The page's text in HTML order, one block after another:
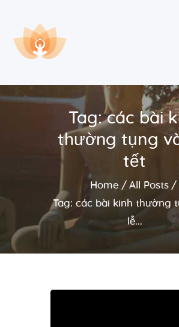
Tag: các bài
thường tụng
tết
Home
All Posts
Tag: các bài kinh thường
lễ...
Trang chủ
Bài giảng
Lớp học và sự kiện
Về Dhammaduta